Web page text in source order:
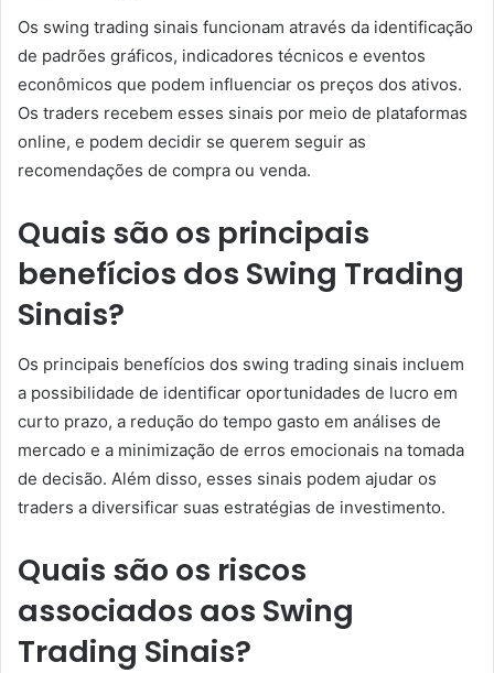
Os swing trading sinais funcionam através da identificação
de padrões gráficos, indicadores técnicos e eventos
econômicos que podem influenciar os preços dos ativos.
Os traders recebem esses sinais por meio de plataformas
online, e podem decidir se querem seguir as
recomendações de compra ou venda.
Quais são os principais
benefícios dos Swing Trading
Sinais?
Os principais benefícios dos swing trading sinais incluem
a possibilidade de identificar oportunidades de lucro em
curto prazo, a redução do tempo gasto em análises de
mercado e a minimização de erros emocionais na tomada
de decisão. Além disso, esses sinais podem ajudar os
traders a diversificar suas estratégias de investimento.
Quais são os riscos
associados aos Swing
Trading Sinais?